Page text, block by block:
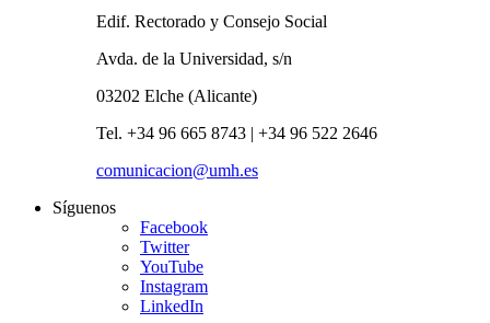
Edif. Rectorado y Consejo Social
Avda. de la Universidad, s/n
03202 Elche (Alicante)
Tel. +34 96 665 8743 | +34 96 522 2646
comunicacion@umh.es
Síguenos
Facebook
Twitter
YouTube
Instagram
LinkedIn